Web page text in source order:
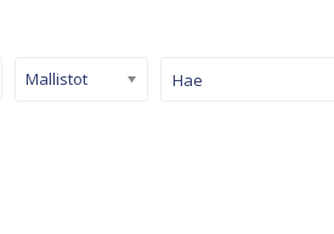
Mallistot